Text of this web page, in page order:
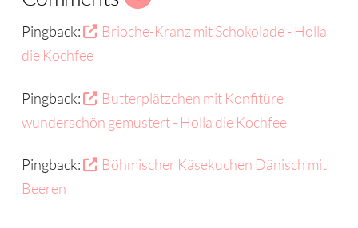
Pingback:
Brioche-Kranz mit Schokolade - Holla
die Kochfee
Pingback:
Butterplätzchen mit Konfitüre
wunderschön gemustert - Holla die Kochfee
Pingback:
Böhmischer Käsekuchen Dänisch mit
Beeren